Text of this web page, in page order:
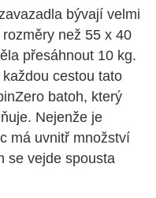
bývají velmi
než 55 x 40
přesáhnout 10 kg.
cestou tato
batoh, který
Nejenže je
má uvnitř množství
se vejde spousta